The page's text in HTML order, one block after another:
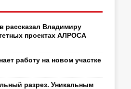
рассказал Владимиру
проектах АЛРОСА
работу на новом участке
разрез. Уникальным